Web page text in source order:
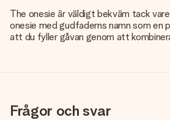
The onesie är väldigt bekväm tack
onesie med gudfaderns namn som
att du fyller gåvan genom att
Frågor och svar